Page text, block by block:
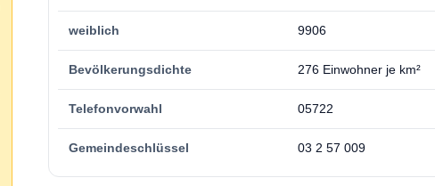
weiblich 9906
Bevölkerungsdichte 276 Einwohner je km²
Telefonvorwahl 05722
Gemeindeschlüssel 03 2 57 009